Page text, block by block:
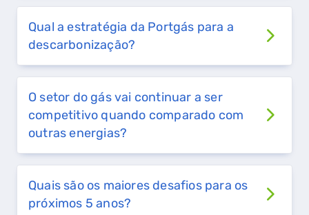
Qual a estratégia da Portgás para a
descarbonização?
O setor do gás vai continuar a ser
competitivo quando comparado com
outras energias?
Quais são os maiores desafios para os
próximos 5 anos?